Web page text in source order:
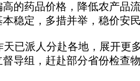
的药品价格，降低农产品
稳定，多措并举，稳价安
已派人分赴各地，展开更
导组，赶赴部分省份检查